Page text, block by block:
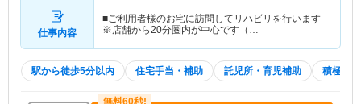
仕事内容
■ご利用者様のお宅に訪問してリハビリを行います
※店舗から20分圏内が中心です（…
駅から徒歩5分以内 住宅手当・補助 託児所・育児補助 積極採